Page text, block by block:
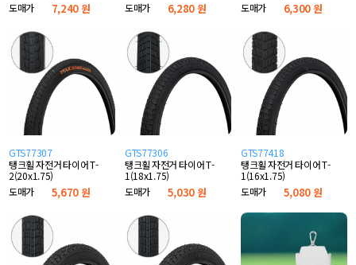
도매가
7,240 원
도매가
6,280 원
도매가
6,300 원
GTS77307
탱크휠 자전거 타이어 T-
2(20x1.75)
도매가
5,670 원
GTS77306
탱크휠 자전거 타이어 T-
1(18x1.75)
도매가
5,030 원
GTS77418
탱크휠 자전거 타이어 T-
1(16x1.75)
도매가
5,080 원